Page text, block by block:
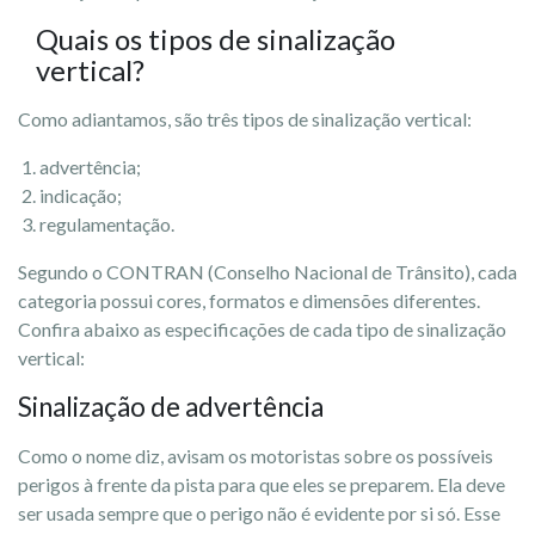
Quais os tipos de sinalização
vertical?
Como adiantamos, são três tipos de sinalização vertical:
advertência;
indicação;
regulamentação.
Segundo o CONTRAN (Conselho Nacional de Trânsito), cada
categoria possui cores, formatos e dimensões diferentes.
Confira abaixo as especificações de cada tipo de sinalização
vertical:
Sinalização de advertência
Como o nome diz, avisam os motoristas sobre os possíveis
perigos à frente da pista para que eles se preparem. Ela deve
ser usada sempre que o perigo não é evidente por si só. Esse